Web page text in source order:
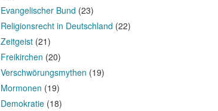
Evangelischer Bund (23)
Religionsrecht in Deutschland (22)
Zeitgeist(21)
Freikirchen (20)
Verschwörungsmythen (19)
Mormonen (19)
Demokratie(18)